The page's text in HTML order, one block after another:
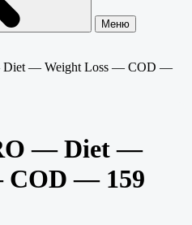
Меню
— Weight Loss — COD —
— Diet —
COD — 159